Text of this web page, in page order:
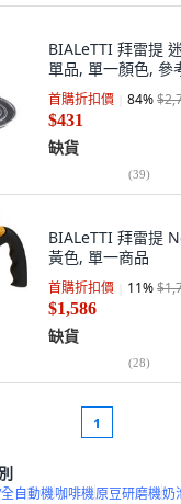
BIALeTTI 拜雷提
單品, 單一顏色, 參
首購折扣價 84%
$431
缺貨
(39)
BIALeTTI 拜雷提
黃色, 單一商品
首購折扣價 11%
$1,586
缺貨
(28)
1
自動機咖啡機原豆研磨機奶